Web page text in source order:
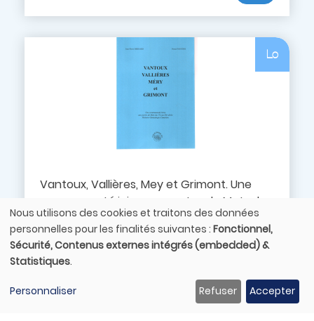
Lo
Vantoux, Vallières, Mey et Grimont. Une
communauté juive aux portes de Metz du
XVIIème au XXème siècle (paper version)
Paper format
30,00 €
PDF Format
Buy
Utilisation
des
données
personnelles
et
Nous utilisons des cookies et traitons des données
personnelles pour les finalités suivantes : Fonctionnel,
Sécurité, Contenus externes intégrés (embedded) &
Statistiques.
Personnaliser Refuser Accepter